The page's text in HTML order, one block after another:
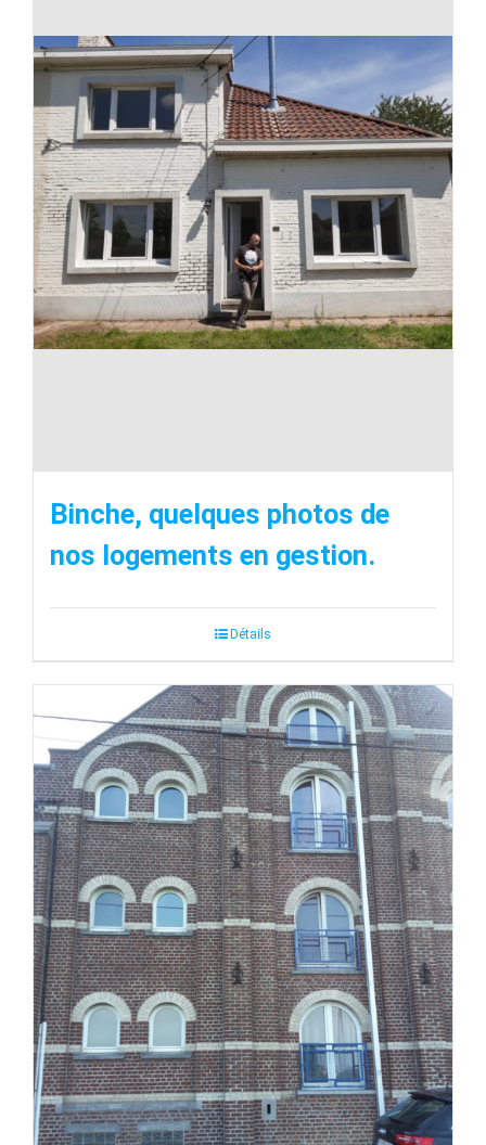
Binche, quelques photos de
nos logements en gestion.
Détails